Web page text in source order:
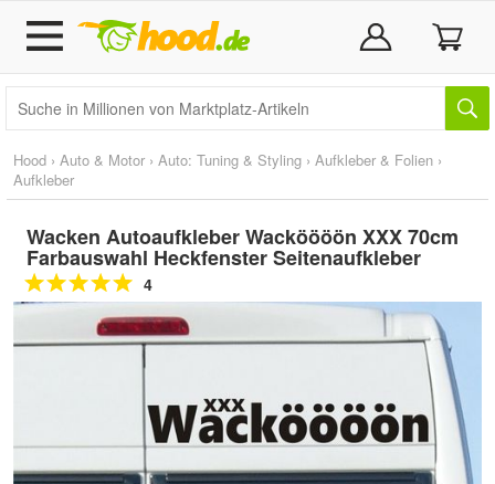
Hood › Auto & Motor › Auto: Tuning & Styling › Aufkleber & Folien ›
Aufkleber
Wacken Autoaufkleber Wacköööön XXX 70cm
Farbauswahl Heckfenster Seitenaufkleber
4